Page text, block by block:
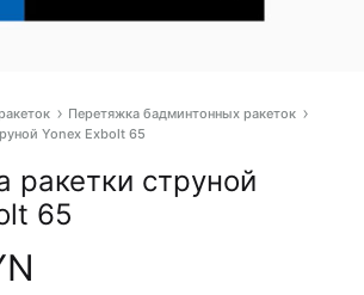
Перетяжка бадминтонных ракеток
Yonex Exbolt 65
ракетки струной
65